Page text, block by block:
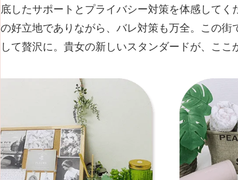
底したサポートとプライバシー対策を体感してく
の好立地でありながら、バレ対策も万全。この街
して贅沢に。貴女の新しいスタンダードが、ここ